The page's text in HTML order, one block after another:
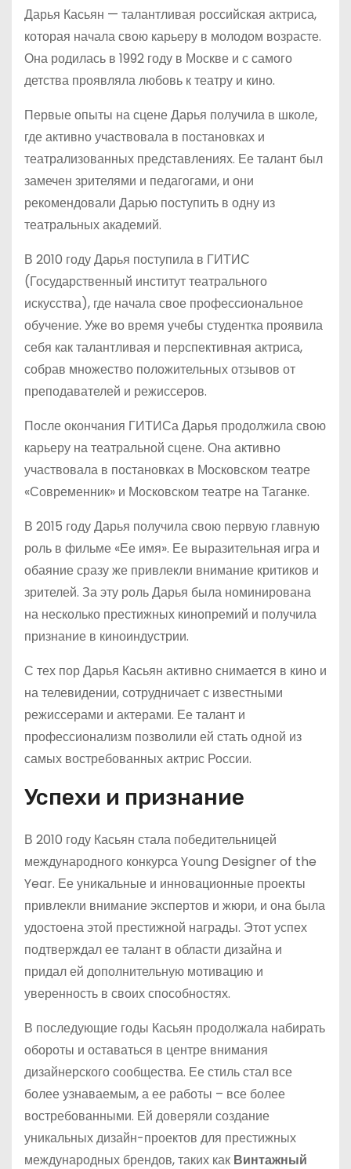
Дарья Касьян — талантливая российская актриса,
которая начала свою карьеру в молодом возрасте.
Она родилась в 1992 году в Москве и с самого
детства проявляла любовь к театру и кино.
Первые опыты на сцене Дарья получила в школе,
где активно участвовала в постановках и
театрализованных представлениях. Ее талант был
замечен зрителями и педагогами, и они
рекомендовали Дарью поступить в одну из
театральных академий.
В 2010 году Дарья поступила в ГИТИС
(Государственный институт театрального
искусства), где начала свое профессиональное
обучение. Уже во время учебы студентка проявила
себя как талантливая и перспективная актриса,
собрав множество положительных отзывов от
преподавателей и режиссеров.
После окончания ГИТИСа Дарья продолжила свою
карьеру на театральной сцене. Она активно
участвовала в постановках в Московском театре
«Современник» и Московском театре на Таганке.
В 2015 году Дарья получила свою первую главную
роль в фильме «Ее имя». Ее выразительная игра и
обаяние сразу же привлекли внимание критиков и
зрителей. За эту роль Дарья была номинирована
на несколько престижных кинопремий и получила
признание в киноиндустрии.
С тех пор Дарья Касьян активно снимается в кино и
на телевидении, сотрудничает с известными
режиссерами и актерами. Ее талант и
профессионализм позволили ей стать одной из
самых востребованных актрис России.
Успехи и признание
В 2010 году Касьян стала победительницей
международного конкурса Young Designer of the
Year. Ее уникальные и инновационные проекты
привлекли внимание экспертов и жюри, и она была
удостоена этой престижной награды. Этот успех
подтверждал ее талант в области дизайна и
придал ей дополнительную мотивацию и
уверенность в своих способностях.
В последующие годы Касьян продолжала набирать
обороты и оставаться в центре внимания
дизайнерского сообщества. Ее стиль стал все
более узнаваемым, а ее работы – все более
востребованными. Ей доверяли создание
уникальных дизайн-проектов для престижных
международных брендов, таких как Винтажный